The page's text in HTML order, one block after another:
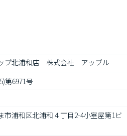
プ北浦和店　株式会社　アップル
第6971号
市浦和区北浦和４丁目2-4小室屋第1ビ